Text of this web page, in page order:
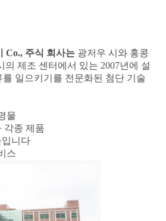
Co., 주식 회사는 광저우 시와 홍콩
의 제조 센터에서 있는 2007년에 설
일으키기를 전문화된 첨단 기술
물
각종 제품
니다
스